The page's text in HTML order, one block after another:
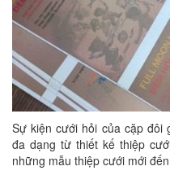
Sự kiện cưới hỏi của cặp đôi
đa dạng từ thiết kế thiệp
những mẫu thiệp cưới mới